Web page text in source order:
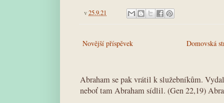
v25.9.21
Novější příspěvek Domovská
Abraham se pak vrátil k služebníkům.
neboť tam Abraham sídlil. (Gen 22,19)